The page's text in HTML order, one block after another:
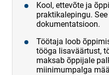
Kool, ettevõte ja
praktikalepingu.
dokumentatsioon.
Töötaja loob
tööga lisaväärtust,
maksab õppijale
miinimumpalga